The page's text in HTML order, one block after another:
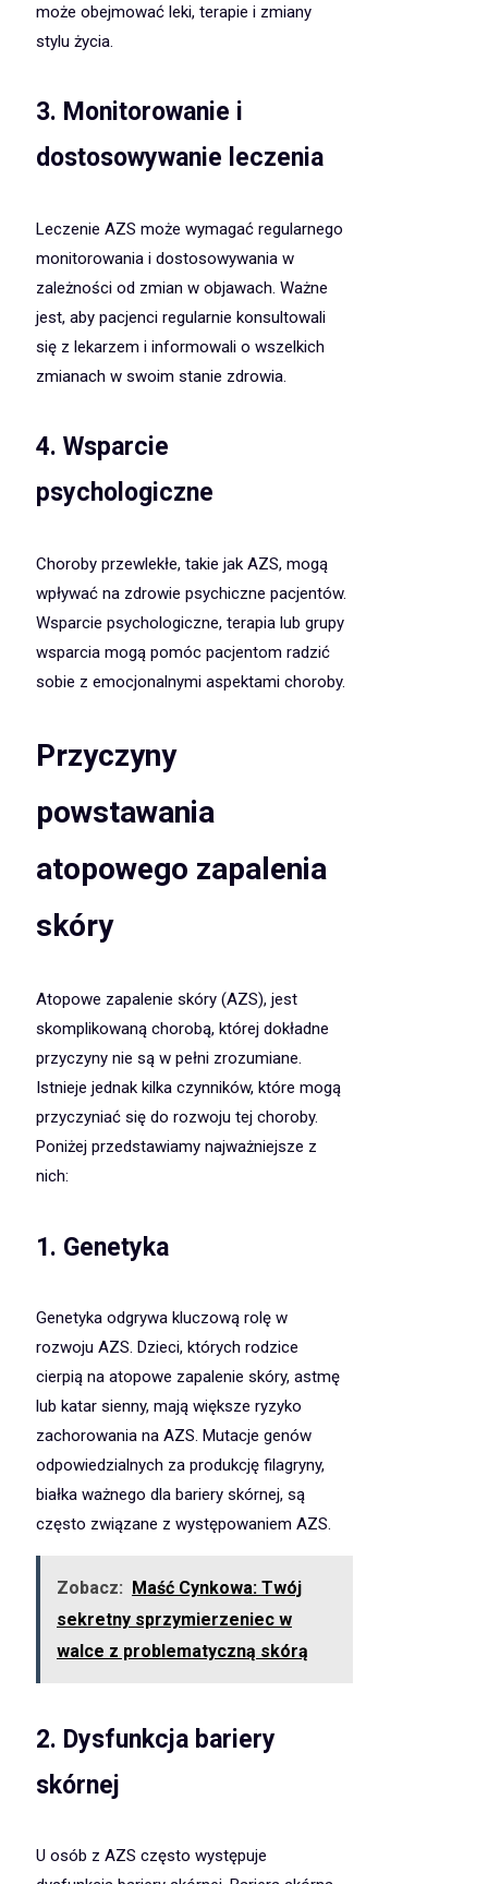
może obejmować leki, terapie i zmiany
stylu życia.
3. Monitorowanie i
dostosowywanie leczenia
Leczenie AZS może wymagać regularnego
monitorowania i dostosowywania w
zależności od zmian w objawach. Ważne
jest, aby pacjenci regularnie konsultowali
się z lekarzem i informowali o wszelkich
zmianach w swoim stanie zdrowia.
4. Wsparcie
psychologiczne
Choroby przewlekłe, takie jak AZS, mogą
wpływać na zdrowie psychiczne pacjentów.
Wsparcie psychologiczne, terapia lub grupy
wsparcia mogą pomóc pacjentom radzić
sobie z emocjonalnymi aspektami choroby.
Przyczyny
powstawania
atopowego zapalenia
skóry
Atopowe zapalenie skóry (AZS), jest
skomplikowaną chorobą, której dokładne
przyczyny nie są w pełni zrozumiane.
Istnieje jednak kilka czynników, które mogą
przyczyniać się do rozwoju tej choroby.
Poniżej przedstawiamy najważniejsze z
nich:
1. Genetyka
Genetyka odgrywa kluczową rolę w
rozwoju AZS. Dzieci, których rodzice
cierpią na atopowe zapalenie skóry, astmę
lub katar sienny, mają większe ryzyko
zachorowania na AZS. Mutacje genów
odpowiedzialnych za produkcję filagryny,
białka ważnego dla bariery skórnej, są
często związane z występowaniem AZS.
Zobacz: Maść Cynkowa: Twój
sekretny sprzymierzeniec w
walce z problematyczną skórą
2. Dysfunkcja bariery
skórnej
U osób z AZS często występuje